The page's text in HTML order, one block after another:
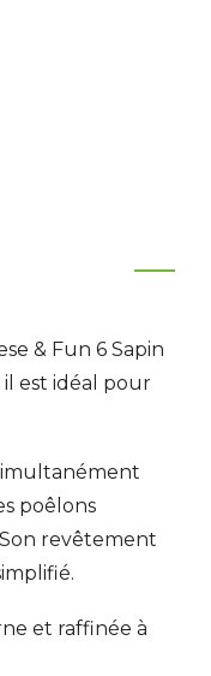
& Fun 6 Sapin
est idéal pour
poêlons
revêtement
et raffinée à